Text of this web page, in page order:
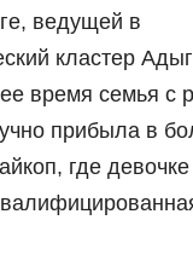
ведущей в
кластер
время семья с
прибыла в
где